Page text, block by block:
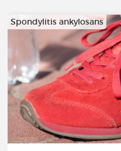
Spondylitis ankylosans